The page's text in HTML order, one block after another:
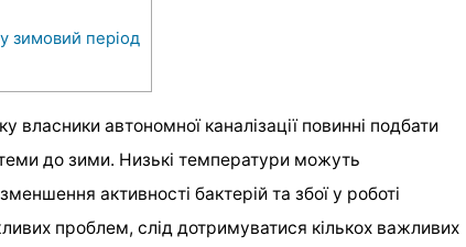
зимовий період
власники автономної каналізації повинні подбати
до зими. Низькі температури можуть
активності бактерій та збої у роботі
проблем, слід дотримуватися кількох важливих